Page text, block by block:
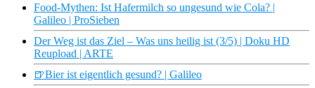
Food-Mythen: Ist Hafermilch so ungesund wie Cola? |
Galileo | ProSieben
Der Weg ist das Ziel – Was uns heilig ist (3/5) | Doku HD
Reupload | ARTE
🍺Bier ist eigentlich gesund? | Galileo